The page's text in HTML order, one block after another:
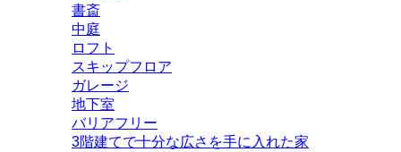
書斎
中庭
ロフト
スキップフロア
ガレージ
地下室
バリアフリー
3階建てで十分な広さを手に入れた家